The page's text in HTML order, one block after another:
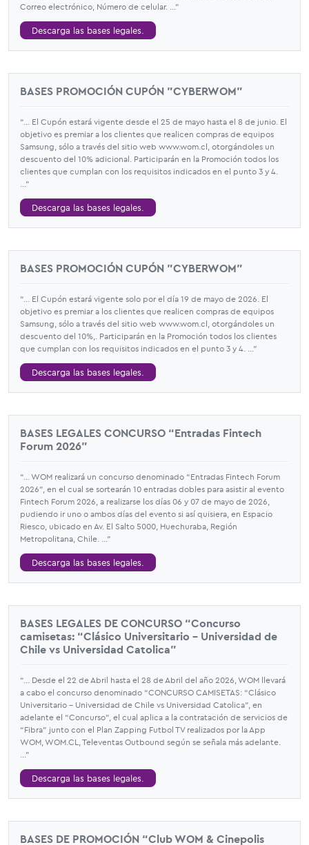
Correo electrónico, Número de celular. ...”
Descarga las bases legales.
BASES PROMOCIÓN CUPÓN "CYBERWOM"
“... El Cupón estará vigente desde el 25 de mayo hasta el 8 de junio. El
objetivo es premiar a los clientes que realicen compras de equipos
Samsung, sólo a través del sitio web www.wom.cl, otorgándoles un
descuento del 10% adicional. Participarán en la Promoción todos los
clientes que cumplan con los requisitos indicados en el punto 3 y 4.
...”
Descarga las bases legales.
BASES PROMOCIÓN CUPÓN "CYBERWOM"
“... El Cupón estará vigente solo por el día 19 de mayo de 2026. El
objetivo es premiar a los clientes que realicen compras de equipos
Samsung, sólo a través del sitio web www.wom.cl, otorgándoles un
descuento del 10%,. Participarán en la Promoción todos los clientes
que cumplan con los requisitos indicados en el punto 3 y 4. ...”
Descarga las bases legales.
BASES LEGALES CONCURSO “Entradas Fintech
Forum 2026”
“... WOM realizará un concurso denominado “Entradas Fintech Forum
2026”, en el cual se sortearán 10 entradas dobles para asistir al evento
Fintech Forum 2026, a realizarse los días 06 y 07 de mayo de 2026,
pudiendo ir uno o ambos días del evento si así quisiera, en Espacio
Riesco, ubicado en Av. El Salto 5000, Huechuraba, Región
Metropolitana, Chile. ...”
Descarga las bases legales.
BASES LEGALES DE CONCURSO “Concurso
camisetas: “Clásico Universitario - Universidad de
Chile vs Universidad Catolica”
“... Desde el 22 de Abril hasta el 28 de Abril del año 2026, WOM llevará
a cabo el concurso denominado “CONCURSO CAMISETAS: “Clásico
Universitario - Universidad de Chile vs Universidad Catolica”, en
adelante el “Concurso”, el cual aplica a la contratación de servicios de
“Fibra” junto con el Plan Zapping Futbol TV realizados por la App
WOM, WOM.CL, Televentas Outbound según se señala más adelante.
...”
Descarga las bases legales.
BASES DE PROMOCIÓN “Club WOM & Cinepolis